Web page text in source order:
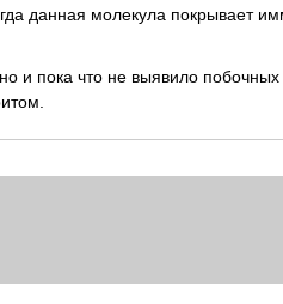
данная молекула покрывает
и пока что не выявило